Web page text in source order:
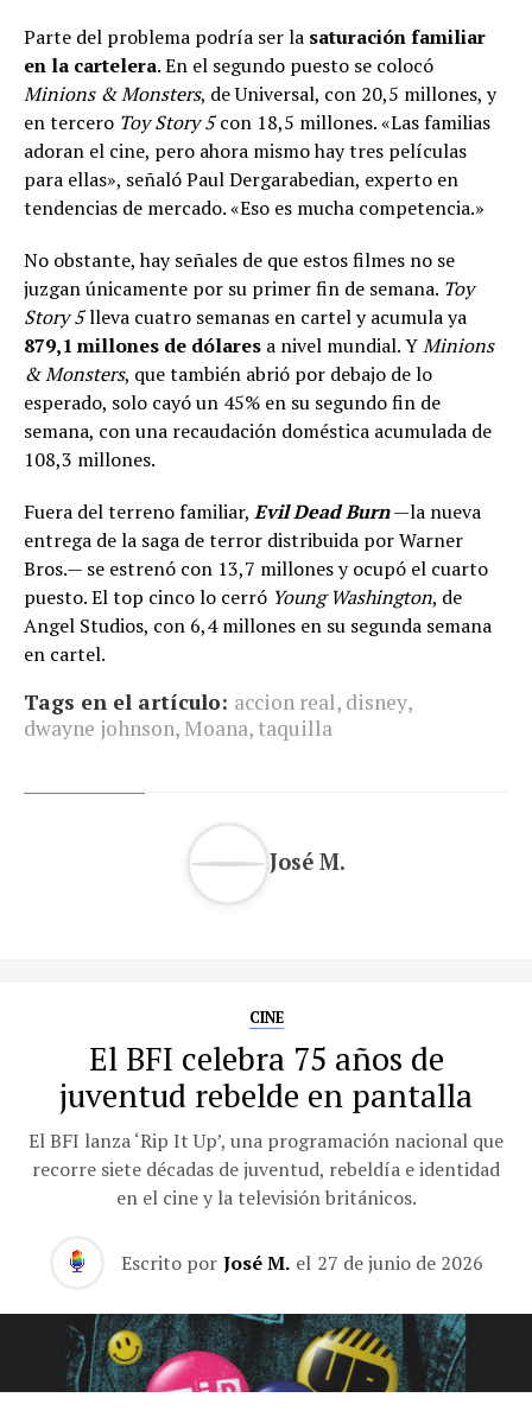
Parte del problema podría ser la saturación familiar
en la cartelera. En el segundo puesto se colocó
Minions & Monsters, de Universal, con 20,5 millones, y
en tercero Toy Story 5con 18,5 millones. «Las familias
adoran el cine, pero ahora mismo hay tres películas
para ellas», señaló Paul Dergarabedian, experto en
tendencias de mercado. «Eso es mucha competencia.»
No obstante, hay señales de que estos filmes no se
juzgan únicamente por su primer fin de semana. Toy
Story 5lleva cuatro semanas en cartel y acumula ya
879,1 millones de dólares a nivel mundial. YMinions
& Monsters, que también abrió por debajo de lo
esperado, solo cayó un 45% en su segundo fin de
semana, con una recaudación doméstica acumulada de
108,3 millones.
Fuera del terreno familiar, Evil Dead Burn—la nueva
entrega de la saga de terror distribuida por Warner
Bros.— se estrenó con 13,7 millones y ocupó el cuarto
puesto. El top cinco lo cerró Young Washington, de
Angel Studios, con 6,4 millones en su segunda semana
en cartel.
Tags en el artículo: accion real, disney,
dwayne johnson, Moana, taquilla
José M.
CINE
El BFI celebra 75 años de
juventud rebelde en pantalla
El BFI lanza ‘Rip It Up’, una programación nacional que
recorre siete décadas de juventud, rebeldía e identidad
en el cine y la televisión británicos.
Escrito por José M. el 27 de junio de 2026